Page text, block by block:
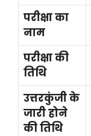
परीक्षा का
नाम
परीक्षा की
तिथि
उत्तरकुंजी के
जारी होने
की तिथि